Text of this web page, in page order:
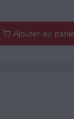
Ajouter au